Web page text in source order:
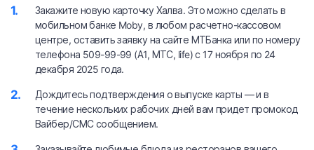
Закажите новую карточку Халва. Это можно сделать в
мобильном банке Moby, в любом расчетно-кассовом
центре, оставить заявку на сайте МТБанка или по номеру
телефона 509-99-99 (А1, МТС, life) с 17 ноября по 24
декабря 2025 года.
Дождитесь подтверждения о выпуске карты — и в
течение нескольких рабочих дней вам придет промокод
Вайбер/СМС сообщением.